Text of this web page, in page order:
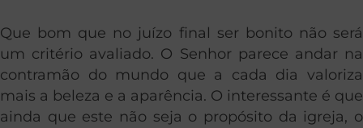
Que bom que no juízo final ser bonito não será
um critério avaliado. O Senhor parece andar na
contramão do mundo que a cada dia valoriza
mais a beleza e a aparência. O interessante é que
ainda que este não seja o propósito da igreja, o